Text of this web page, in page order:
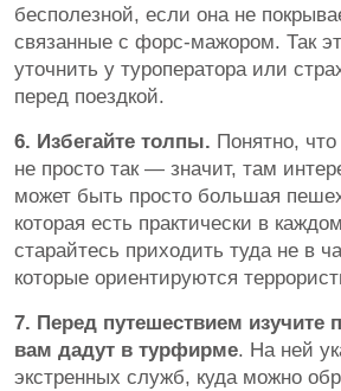
бесполезной, если она не
связанные с форс-мажором. Так
уточнить у туроператора или
перед поездкой.
6. Избегайте толпы. Понятно,
не просто так — значит, там
может быть просто большая
которая есть практически в
старайтесь приходить туда не в
которые ориентируются
7. Перед путешествием изучите
вам дадут в турфирме. На ней
экстренных служб, куда можно